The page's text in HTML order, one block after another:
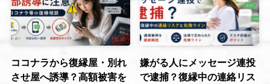
ココナラから復縁屋・別れ
させ屋へ誘導？高額被害を
嫌がる人にメッセージ連投
で逮捕？復縁中の連絡リス